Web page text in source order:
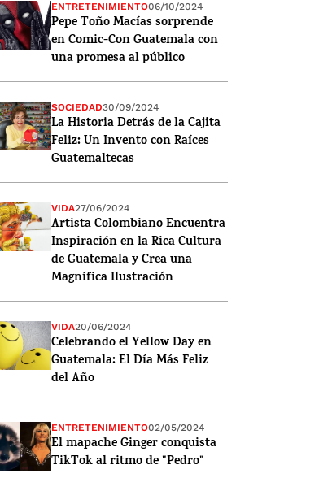
ENTRETENIMIENTO06/10/2024
Pepe Toño Macías sorprende
en Comic-Con Guatemala con
una promesa al público
SOCIEDAD30/09/2024
La Historia Detrás de la Cajita
Feliz: Un Invento con Raíces
Guatemaltecas
VIDA27/06/2024
Artista Colombiano Encuentra
Inspiración en la Rica Cultura
de Guatemala y Crea una
Magnífica Ilustración
VIDA20/06/2024
Celebrando el Yellow Day en
Guatemala: El Día Más Feliz
del Año
ENTRETENIMIENTO02/05/2024
El mapache Ginger conquista
TikTok al ritmo de "Pedro"